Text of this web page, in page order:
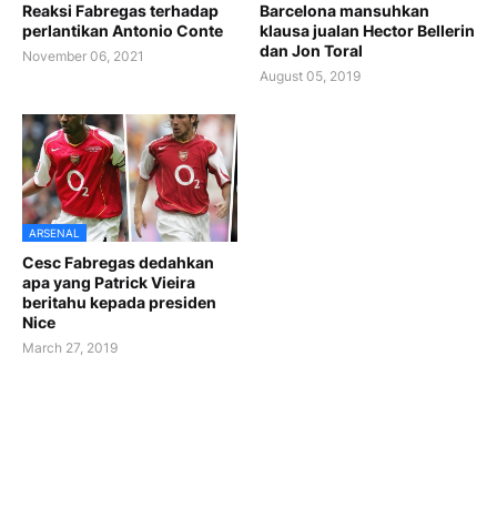
Reaksi Fabregas terhadap
perlantikan Antonio Conte
November 06, 2021
Barcelona mansuhkan
klausa jualan Hector Bellerin
dan Jon Toral
August 05, 2019
ARSENAL
Cesc Fabregas dedahkan
apa yang Patrick Vieira
beritahu kepada presiden
Nice
March 27, 2019